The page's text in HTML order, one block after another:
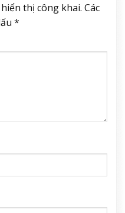
thị công khai. Các
*